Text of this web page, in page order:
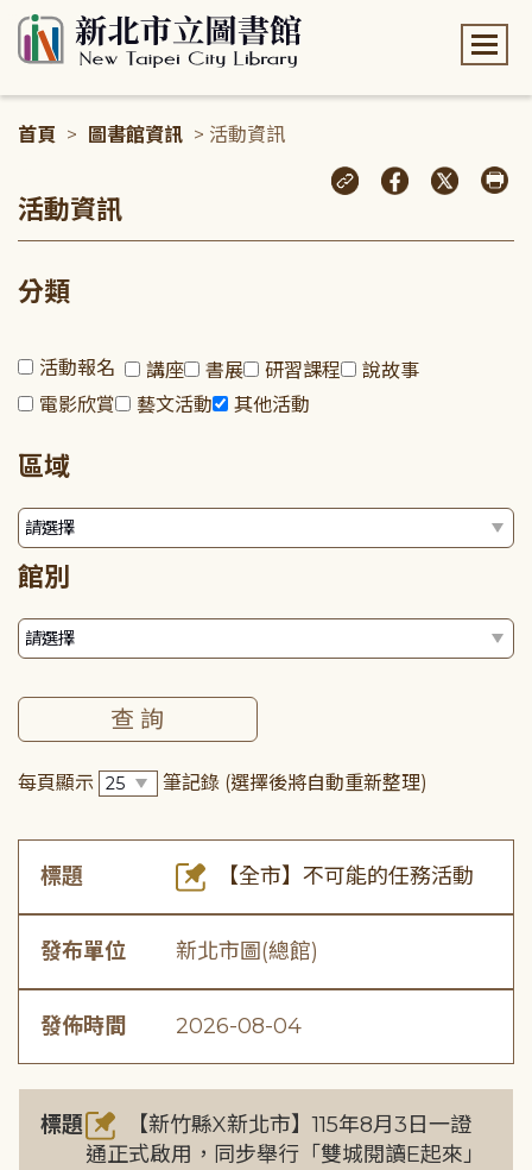
首頁 > 圖書館資訊 > 活動資訊
活動資訊
分類
活動報名 講座 書展 研習課程
說故事
電影欣賞
藝文活動 其他活動
區域
館別
每頁顯示 筆記錄 (選擇後將自動重新整理)
標題 【全市】不可能的任務活動
發布單位 新北市圖(總館)
發佈時間 2026-08-04
標題
【新竹縣X新北市】115年8月3日一證
通正式啟用，同步舉行「雙城閱讀E起來」